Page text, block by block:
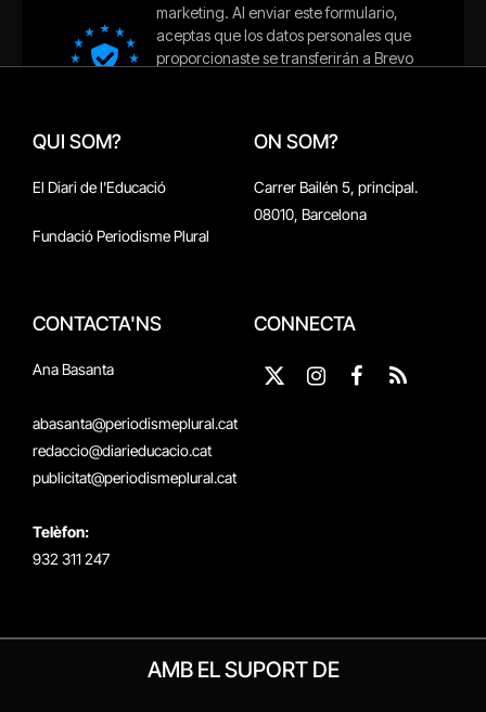
QUI SOM?
El Diari de l'Educació
Fundació Periodisme Plural
ON SOM?
Carrer Bailén 5, principal.
08010, Barcelona
CONTACTA'NS
Ana Basanta
abasanta@periodismeplural.cat
redaccio@diarieducacio.cat
publicitat@periodismeplural.cat
Telèfon:
932 311 247
CONNECTA
X
InstagramFacebook
RSS
AMB EL SUPORT DE